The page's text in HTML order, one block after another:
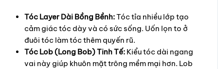
Tóc Layer Dài Bồng Bềnh:Tóc tỉa nhiều lớp tạo
cảm giác tóc dày và có sức sống. Uốn lọn to ở
đuôi tóc làm tóc thêm quyến rũ.
Tóc Lob (Long Bob) Tinh Tế: Kiểu tóc dài ngang
vai này giúp khuôn mặt trông mềm mại hơn. Lob